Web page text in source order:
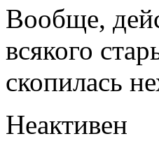
Вообще,
всякого
скопилась
Неактивен